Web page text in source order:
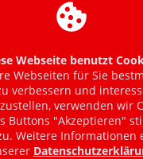
Webseite benutzt
Webseiten für Sie
verbessern und
verwenden wir
Buttons "Akzeptieren"
Weitere Informationen